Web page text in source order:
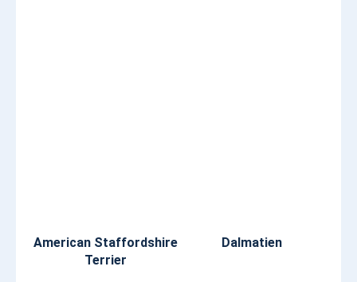
American Staffordshire
Terrier
Dalmatien